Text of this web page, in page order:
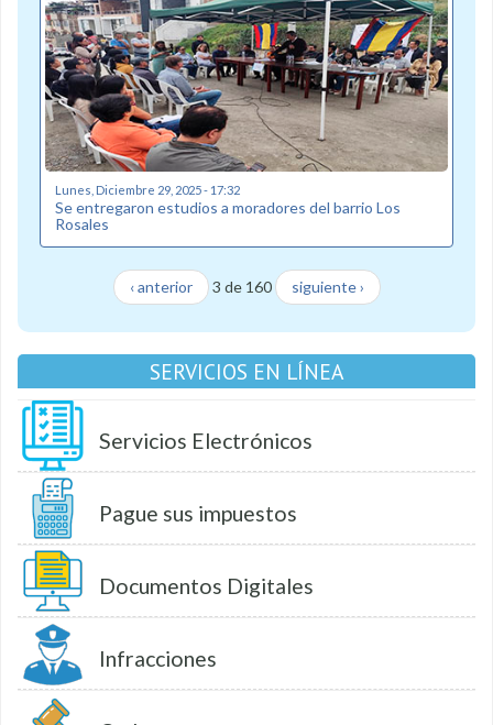
Lunes, Diciembre 29, 2025 - 17:32
Se entregaron estudios a moradores del barrio Los
Rosales
‹ anterior 3 de 160 siguiente ›
SERVICIOS EN LÍNEA
Servicios Electrónicos
Pague sus impuestos
Documentos Digitales
Infracciones